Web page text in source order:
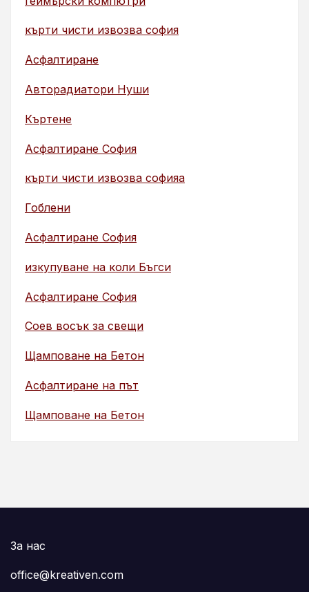
кърти чисти извозва софия
Асфалтиране
Авторадиатори Нуши
Къртене
Асфалтиране София
кърти чисти извозва софияа
Гоблени
Асфалтиране София
изкупуване на коли Бъгси
Асфалтиране София
Соев восък за свещи
Щамповане на Бетон
Асфалтиране на път
Щамповане на Бетон
За нас
office@kreativen.com